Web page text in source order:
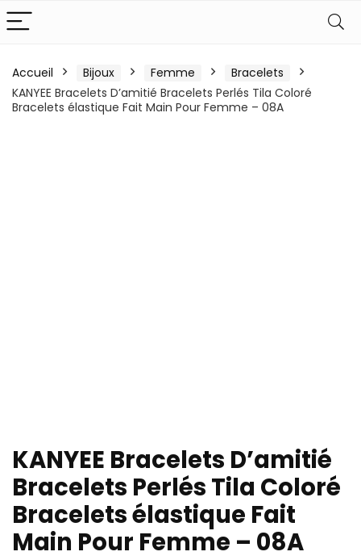
Accueil Bijoux Femme
Bracelets
KANYEE Bracelets D’amitié Bracelets Perlés Tila Coloré
Bracelets élastique Fait Main Pour Femme – 08A
KANYEE Bracelets D’amitié
Bracelets Perlés Tila Coloré
Bracelets élastique Fait
Main Pour Femme – 08A